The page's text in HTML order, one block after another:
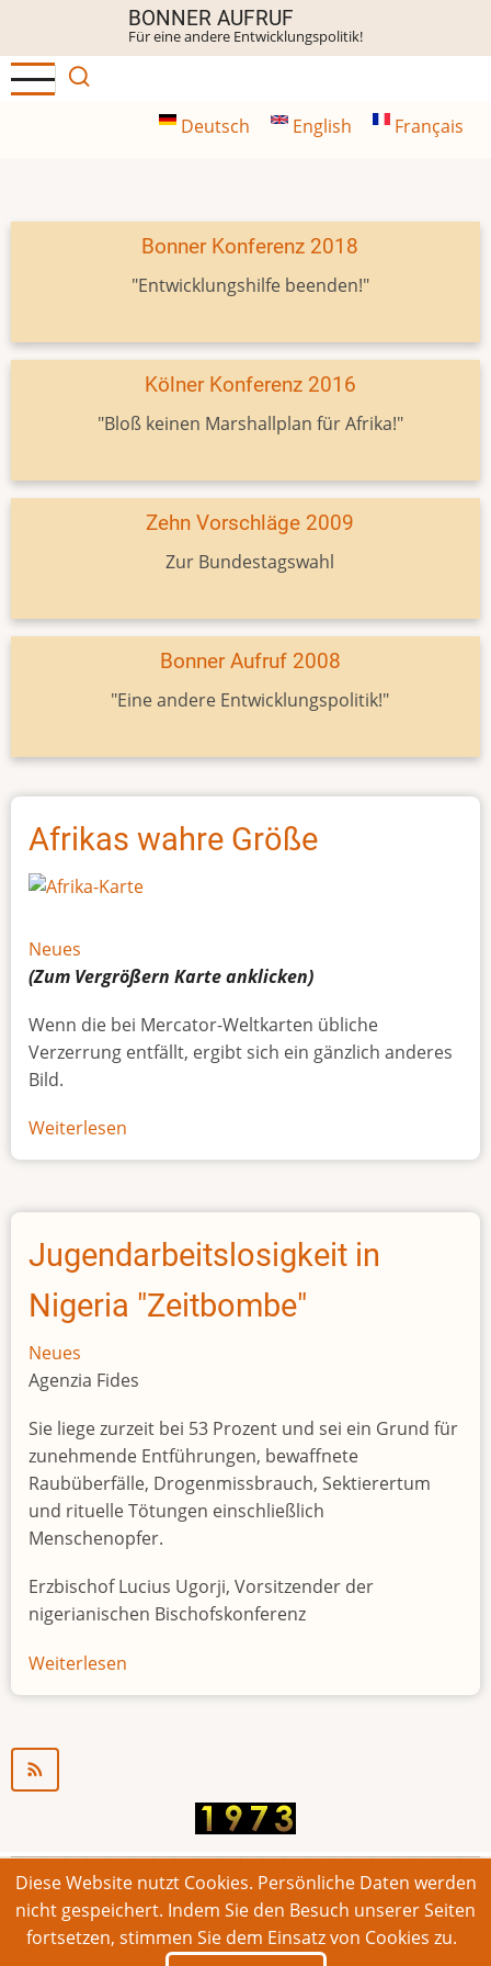
Inhalt
BONNER AUFRUF
Für eine andere Entwicklungspolitik!
Deutsch English Français
Bonner Konferenz 2018
"Entwicklungshilfe beenden!"
Kölner Konferenz 2016
"Bloß keinen Marshallplan für Afrika!"
Zehn Vorschläge 2009
Zur Bundestagswahl
Bonner Aufruf 2008
"Eine andere Entwicklungspolitik!"
Afrikas wahre Größe
Neues
(Zum Vergrößern Karteanklicken)
Wenn die bei Mercator-Weltkarten übliche
Verzerrung entfällt, ergibt sich ein gänzlich anderes
Bild.
Weiterlesen
Afrikas
Größe
Jugendarbeitslosigkeit in
Nigeria "Zeitbombe"
Neues
Agenzia Fides
Sie liege zurzeit bei 53 Prozent und sei ein Grund für
zunehmende Entführungen, bewaffnete
Raubüberfälle, Drogenmissbrauch, Sektierertum
und rituelle Tötungen einschließlich
Menschenopfer.
Erzbischof Lucius Ugorji, Vorsitzender der
nigerianischen Bischofskonferenz
Weiterlesen
Jugendarbeitslosigkeit
© 2026 Bonner Aufruf. Alle Rechte vorbehalten.
Footer
Impressum Kontakt Intern
Diese Website nutzt Cookies. Persönliche Daten werden
nicht gespeichert. Indem Sie den Besuch unserer Seiten
fortsetzen, stimmen Sie dem Einsatz von Cookies zu.